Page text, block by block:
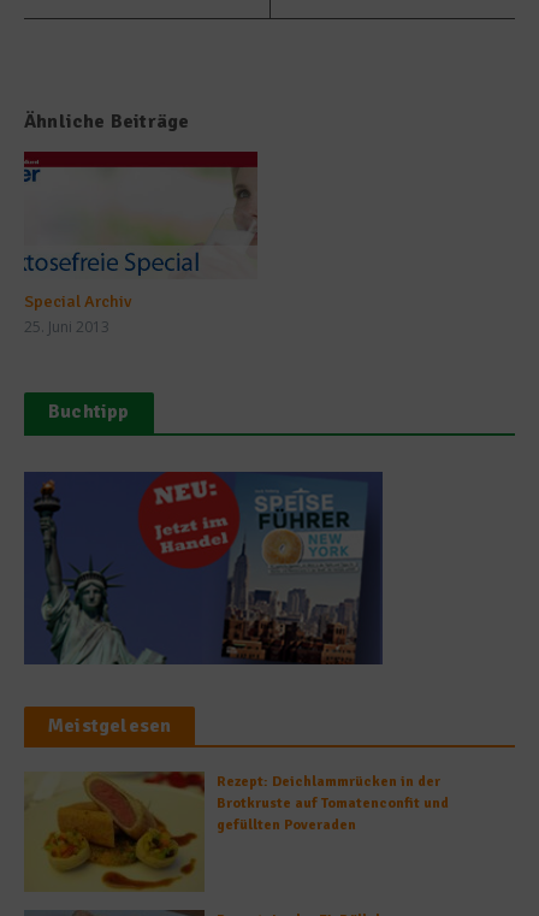
Ähnliche Beiträge
Special Archiv
25. Juni 2013
Buchtipp
Meistgelesen
Rezept: Deichlammrücken in der
Brotkruste auf Tomatenconfit und
gefüllten Poveraden